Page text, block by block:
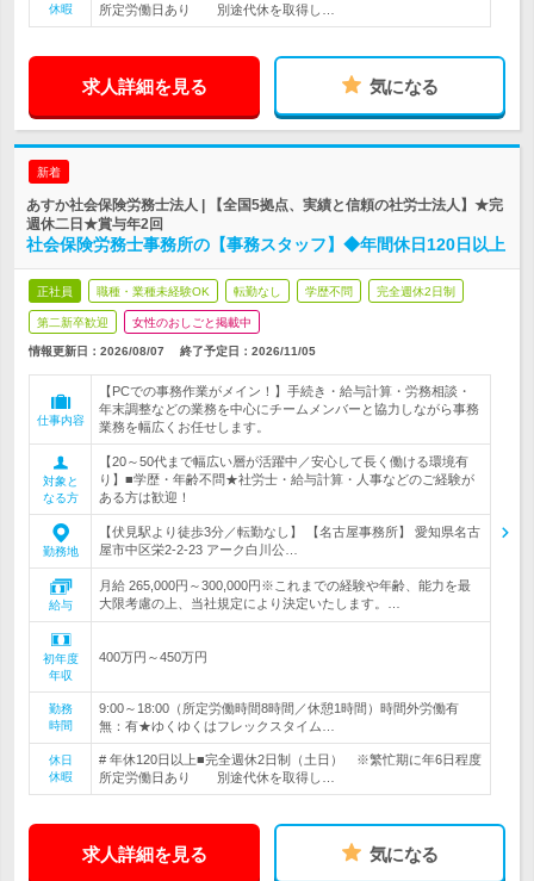
休暇
所定労働日あり 別途代休を取得し…
求人詳細を見る 気になる
新着
あすか社会保険労務士法人 | 【全国5拠点、実績と信頼の社労士法人】★完
週休二日★賞与年2回
社会保険労務士事務所の【事務スタッフ】◆年間休日120日以上
正社員 職種・業種未経験OK 転勤なし 学歴不問 完全週休2日制
第二新卒歓迎 女性のおしごと掲載中
情報更新日：2026/08/07 終了予定日： 2026/11/05
仕事内容
【PCでの事務作業がメイン！】手続き・給与計算・労務相談・
年末調整などの業務を中心にチームメンバーと協力しながら事務
業務を幅広くお任せします。
対象と
なる方
【20～50代まで幅広い層が活躍中／安心して長く働ける環境有
り】■学歴・年齢不問★社労士・給与計算・人事などのご経験が
ある方は歓迎！
勤務地
【伏見駅より徒歩3分／転勤なし】 【名古屋事務所】 愛知県名古
屋市中区栄2-2-23 アーク白川公…
給与
月給 265,000円～300,000円※これまでの経験や年齢、能力を最
大限考慮の上、当社規定により決定いたします。…
初年度
年収
400万円～450万円
勤務
時間
9:00～18:00（所定労働時間8時間／休憩1時間）時間外労働有
無：有★ゆくゆくはフレックスタイム…
休日
休暇
# 年休120日以上■完全週休2日制（土日） ※繁忙期に年6日程度
所定労働日あり 別途代休を取得し…
求人詳細を見る 気になる